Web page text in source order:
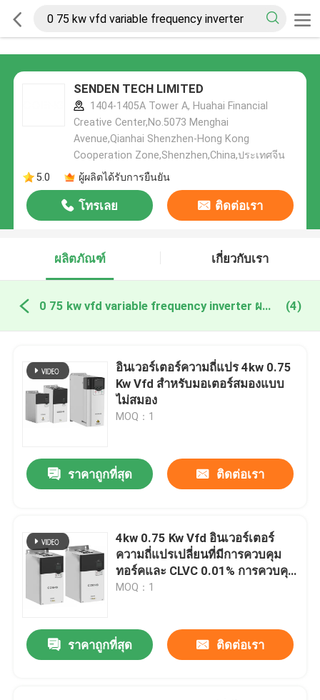
SENDEN TECH LIMITED
1404-1405A Tower A, Huahai Financial
Creative Center,No.5073 Menghai
Avenue,Qianhai Shenzhen-Hong Kong
Cooperation Zone,Shenzhen,China,ประเทศจีน
5.0
ผู้ผลิตได้รับการยืนยัน
โทรเลย ติดต่อเรา
ผลิตภัณฑ์ เกี่ยวกับเรา
0 75 kw vfd variable frequency inverter ผลิตออนไลน์ (4)
อินเวอร์เตอร์ความถี่แปร 4kw 0.75
Kw Vfd สําหรับมอเตอร์สมองแบบ
ไม่สมอง
MOQ：1
ราคาถูกที่สุด ติดต่อเรา
4kw 0.75 Kw Vfd อินเวอร์เตอร์
ความถี่แปรเปลี่ยนที่มีการควบคุม
ทอร์คและ CLVC 0.01% การควบคุม
ความเร็ว
MOQ：1
ราคาถูกที่สุด ติดต่อเรา